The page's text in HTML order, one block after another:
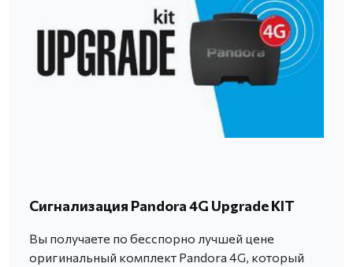
Сигнализация Pandora 4G Upgrade KIT
Вы получаете по бесспорно лучшей цене
оригинальный комплект Pandora 4G, который